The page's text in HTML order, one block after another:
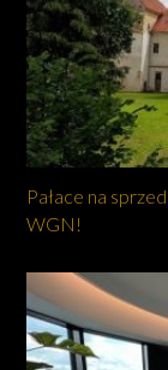
Pałace na
WGN!